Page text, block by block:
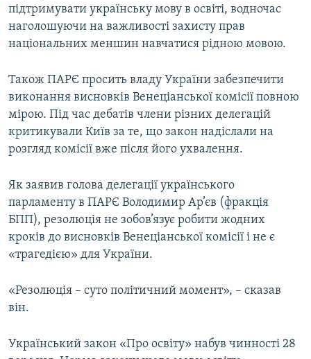
підтримувати українську мову в освіті, водночас
наголошуючи на важливості захисту прав
національних меншин навчатися рідною мовою.
Також ПАРЄ просить владу України забезпечити
виконання висновків Венеціанської комісії повною
мірою. Під час дебатів члени різних делегацій
критикували Київ за те, що закон надіслали на
розгляд комісії вже після його ухвалення.
Як заявив голова делегації українського
парламенту в ПАРЄ Володимир Ар’єв (фракція
БПП), резолюція не зобов’язує робити жодних
кроків до висновків Венеціанської комісії і не є
«трагедією» для України.
«Резолюція – суто політичний момент», – сказав
він.
Український закон «Про освіту» набув чинності 28